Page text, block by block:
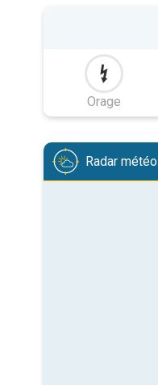
Orage
Radar météo